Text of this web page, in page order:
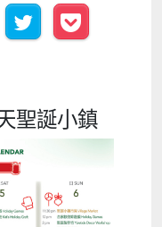
聖誕小鎮